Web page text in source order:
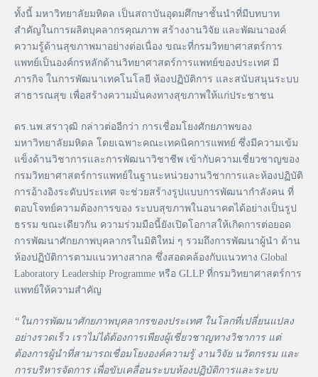
ทั้งนี้ มหาวิทยาลัยมหิดล เป็นสถาบันอุดมศึกษาชั้นนำที่มีบทบาท
สำคัญในการผลิตบุคลากรคุณภาพ สร้างงานวิจัย และพัฒนาองค์
ความรู้ด้านสุขภาพมาอย่างต่อเนื่อง ขณะที่กรมวิทยาศาสตร์การ
แพทย์เป็นองค์กรหลักด้านวิทยาศาสตร์การแพทย์ของประเทศ มี
ภารกิจ ในการพัฒนาเทคโนโลยี ห้องปฏิบัติการ และสนับสนุนระบบ
สาธารณสุข เพื่อสร้างความมั่นคงทางสุขภาพให้แก่ประชาชน
ดร.นพ.สราวุฒิ กล่าวต่ออีกว่า การเชื่อมโยงศักยภาพของ
มหาวิทยาลัยมหิดล โดยเฉพาะคณะเทคนิคการแพทย์ ซึ่งมีความเข้ม
แข็งด้านวิชาการและการพัฒนาวิชาชีพ เข้ากับความเชี่ยวชาญของ
กรมวิทยาศาสตร์การแพทย์ในฐานะหน่วยงานวิชาการและห้องปฏิบัติ
การอ้างอิงระดับประเทศ จะช่วยสร้างรูปแบบการพัฒนากำลังคน ที่
ตอบโจทย์ความต้องการของ ระบบสุขภาพในอนาคตได้อย่างเป็นรูป
ธรรม ขณะเดียวกัน ความร่วมมือนี้ยังเปิดโอกาสให้เกิดการต่อยอด
การพัฒนาศักยภาพบุคลากรในมิติใหม่ ๆ รวมถึงการพัฒนาผู้นำ ด้าน
ห้องปฏิบัติการตามแนวทางสากล ซึ่งสอดคล้องกับแนวทาง Global
Laboratory Leadership Programme หรือ GLLP ที่กรมวิทยาศาสตร์การ
แพทย์ให้ความสำคัญ
“ในการพัฒนาศักยภาพบุคลากรของประเทศ ในโลกที่เปลี่ยนแปลง
อย่างรวดเร็ว เราไม่ได้ต้องการเพียงผู้เชี่ยวชาญทางวิชาการ แต่
ต้องการผู้นำที่สามารถเชื่อมโยงองค์ความรู้ งานวิจัย นวัตกรรม และ
การบริหารจัดการ เพื่อขับเคลื่อนระบบห้องปฏิบัติการและระบบ